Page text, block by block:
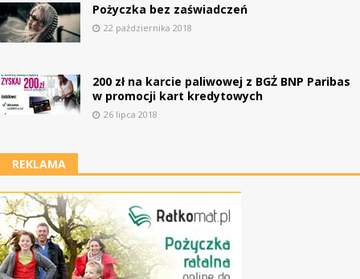
Pożyczka bez zaświadczeń
22 października 2018
200 zł na karcie paliwowej z BGŻ BNP Paribas
w promocji kart kredytowych
26 lipca 2018
REKLAMA